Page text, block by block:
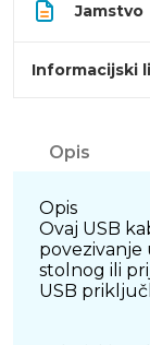
Jamstvo
Informacijski
Opis
Opis
Ovaj USB
povezivanje
stolnog ili
USB